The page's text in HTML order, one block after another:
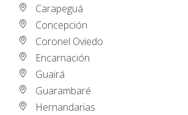
Carapeguá
Concepción
Coronel Oviedo
Encarnación
Guairá
Guarambaré
Hernandarias